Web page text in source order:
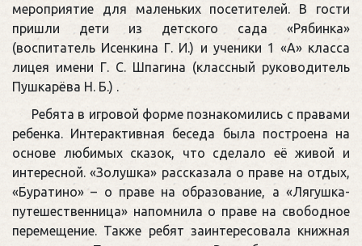
мероприятие для маленьких посетителей. В гости
пришли дети из детского сада «Рябинка»
(воспитатель Исенкина Г. И.) и ученики 1 «А» класса
лицея имени Г. С. Шпагина (классный руководитель
Пушкарёва Н. Б.) .
Ребята в игровой форме познакомились с правами
ребенка. Интерактивная беседа была построена на
основе любимых сказок, что сделало её живой и
интересной. «Золушка» рассказала о праве на отдых,
«Буратино» – о праве на образование, а «Лягушка-
путешественница» напомнила о праве на свободное
перемещение. Также ребят заинтересовала книжная